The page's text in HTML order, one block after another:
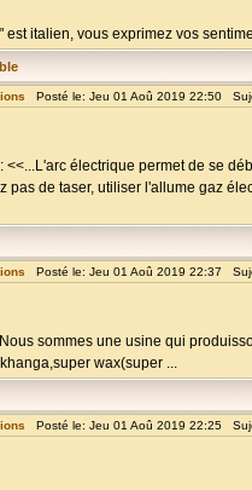
est italien, vous exprimez vos
Posté le: Jeu 01 Aoû 2019 22:50
<<...L'arc électrique permet de se
pas de taser, utiliser l'allume gaz
Posté le: Jeu 01 Aoû 2019 22:37
sommes une usine qui
wax(super ...
Posté le: Jeu 01 Aoû 2019 22:25